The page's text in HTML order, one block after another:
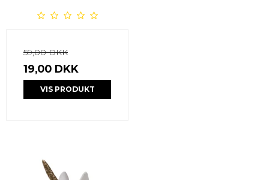
59,00 DKK
19,00 DKK
VIS PRODUKT